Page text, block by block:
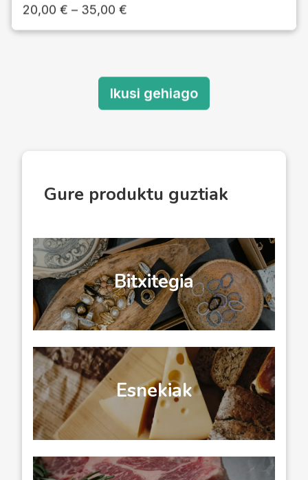
20,00 € – 35,00 €
Ikusi gehiago
Gure produktu guztiak
Bitxitegia
Esnekiak